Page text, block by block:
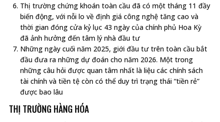
Thị trường chứng khoán toàn cầu đã có một tháng 11 đầy
biến động, với nỗi lo về định giá công nghệ tăng cao và
thời gian đóng cửa kỷ lục 43 ngày của chính phủ Hoa Kỳ
đã ảnh hưởng đến tâm lý nhà đầu tư
Những ngày cuối năm 2025, giới đầu tư trên toàn cầu bắt
đầu đưa ra những dự đoán cho năm 2026. Một trong
những câu hỏi được quan tâm nhất là liệu các chính sách
tài chính và tiền tệ còn có thể duy trì trạng thái “tiền rẻ”
được bao lâu
THỊ TRƯỜNG HÀNG HÓA